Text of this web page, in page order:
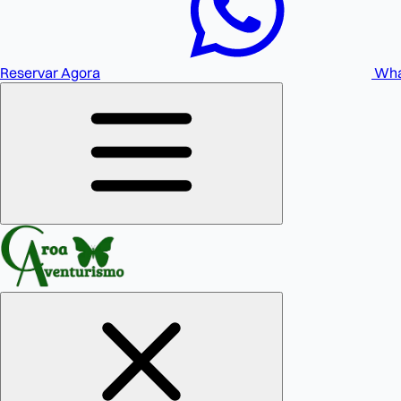
Reservar Agora